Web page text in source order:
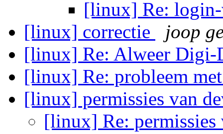
[linux] Re:
[linux] correctie
joop
[linux] Re: Alweer
[linux] Re: probleem
[linux] permissies van
[linux] Re: